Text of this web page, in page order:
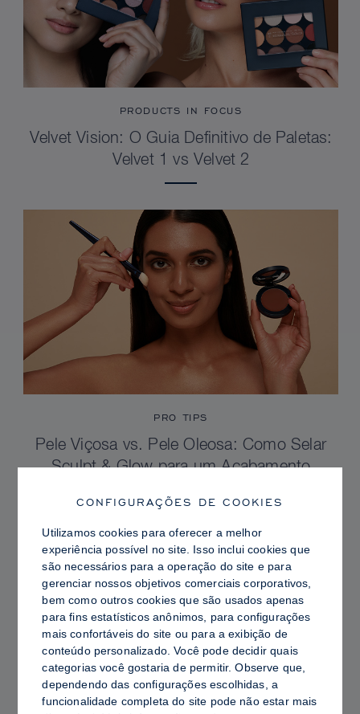
PRODUCTS IN FOCUS
Velvet Vision: O Guia Definitivo de Paletas:
Velvet 1 vs Velvet 2
PRO TIPS
Pele Viçosa vs. Pele Oleosa: Como Selar
Sculpt & Glow para um Acabamento
CONFIGURAÇÕES DE COOKIES
Utilizamos cookies para oferecer a melhor
experiência possível no site. Isso inclui cookies que
são necessários para a operação do site e para
gerenciar nossos objetivos comerciais corporativos,
bem como outros cookies que são usados ​​apenas
para fins estatísticos anônimos, para configurações
mais confortáveis ​​do site ou para a exibição de
conteúdo personalizado. Você pode decidir quais
categorias você gostaria de permitir. Observe que,
dependendo das configurações escolhidas, a
funcionalidade completa do site pode não estar mais